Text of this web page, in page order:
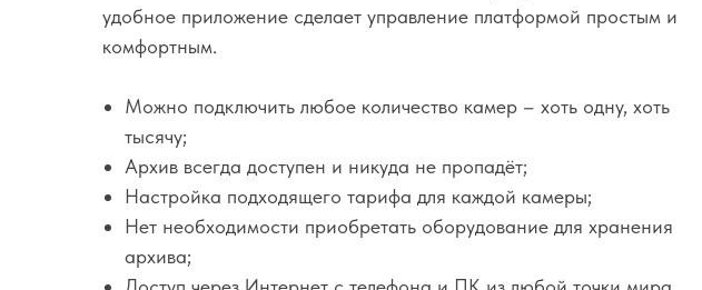
удобное приложение сделает управление платформой простым и
комфортным.
Можно подключить любое количество камер – хоть одну, хоть
тысячу;
Архив всегда доступен и никуда не пропадёт;
Настройка подходящего тарифа для каждой камеры;
Нет необходимости приобретать оборудование для хранения
архива;